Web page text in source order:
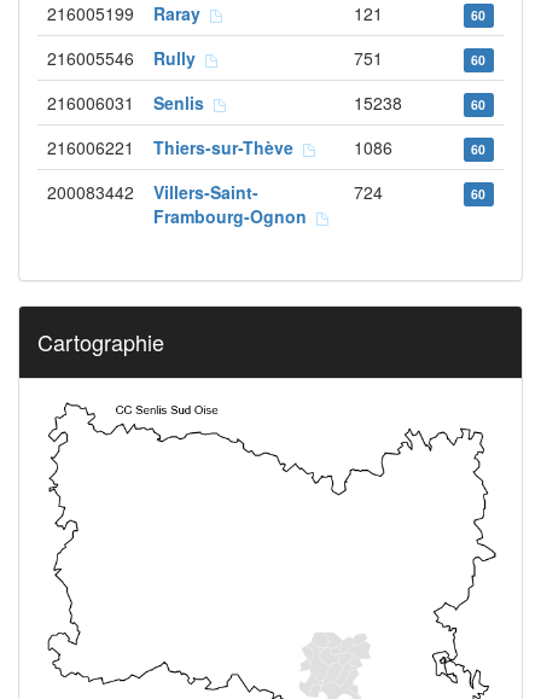
216005199 Raray 121 60
216005546 Rully 751 60
216006031 Senlis 15238 60
216006221 Thiers-sur-Thève 1086 60
200083442
Villers-Saint-
Frambourg-Ognon
724 60
Cartographie